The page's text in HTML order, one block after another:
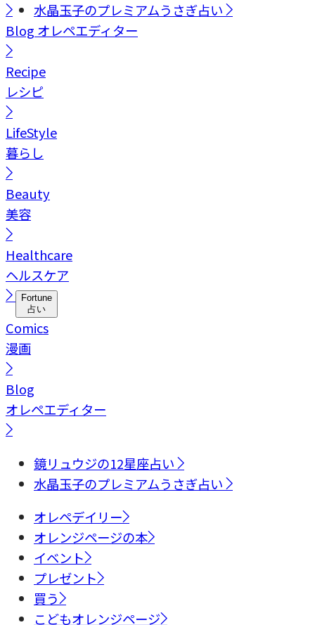
水晶玉子のプレミアムうさぎ占い
Blog オレペエディター
Recipe
レシピ
LifeStyle
暮らし
Beauty
美容
Healthcare
ヘルスケア
Fortune
占い
Comics
漫画
Blog
オレペエディター
鏡リュウジの12星座占い
水晶玉子のプレミアムうさぎ占い
オレペデイリー
オレンジページの本
イベント
プレゼント
買う
こどもオレンジページ